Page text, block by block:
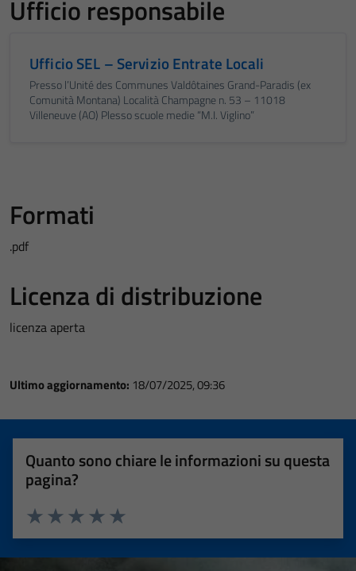
Ufficio responsabile
Ufficio SEL – Servizio Entrate Locali
Presso l’Unité des Communes Valdôtaines Grand-Paradis (ex
Comunità Montana) Località Champagne n. 53 – 11018
Villeneuve (AO) Plesso scuole medie “M.I. Viglino”
Formati
.pdf
Licenza di distribuzione
licenza aperta
Ultimo aggiornamento: 18/07/2025, 09:36
Quanto sono chiare le informazioni su questa
pagina?
Valuta 5 stelle su 5
Valuta 4 stelle su 5
Valuta 3 stelle su 5
Valuta 2 stelle su 5
Valuta 1 stelle su 5